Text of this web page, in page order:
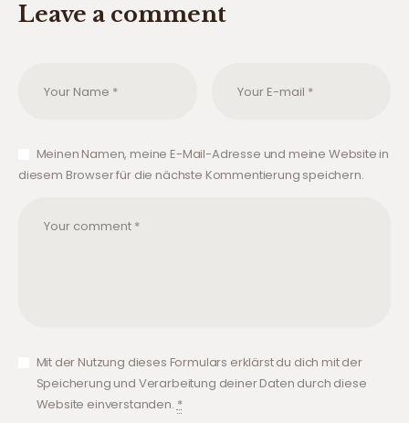
Leave a comment
Meinen Namen, meine E-Mail-Adresse und meine Website in
diesem Browser für die nächste Kommentierung speichern.
Mit der Nutzung dieses Formulars erklärst du dich mit der
Speicherung und Verarbeitung deiner Daten durch diese
Website einverstanden. *